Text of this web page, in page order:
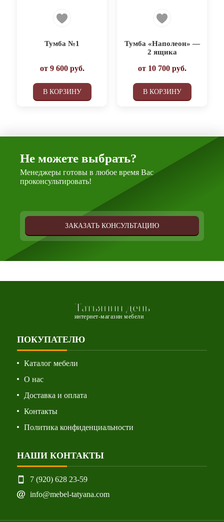
Тумба №1
от 9 600руб.
В КОРЗИНУ
Тумба «Наполеон» —
2 ящика
от 10 700руб.
В КОРЗИНУ
Не можете выбрать?
Менеджеры готовы в любое время Вас
проконсультировать!
ЗАКАЗАТЬ КОНСУЛЬТАЦИЮ
Татьянин день
интернет-магазин мебели
ПОКУПАТЕЛЮ
Каталог мебели
О нас
Доставка и оплата
Контакты
Политика конфиденциальности
НАШИ КОНТАКТЫ
7 (920) 628 23-59
info@mebel-tatyana.com